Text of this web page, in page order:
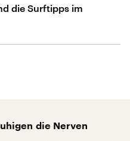
die Surftipps im
die Nerven